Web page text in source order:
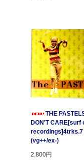
THE
DON'T CARE[surf
recordings]4trks.7
(vg++/ex-)
2,800円